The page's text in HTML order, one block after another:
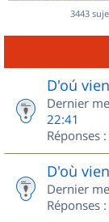
3443
D'oú
Dernier
22:41
Réponses :
D'où
Dernier
Réponses :